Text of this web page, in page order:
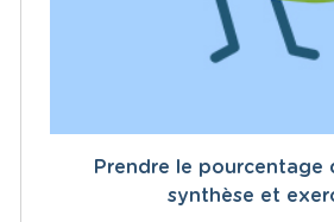
Prendre le pourcentage
synthèse et